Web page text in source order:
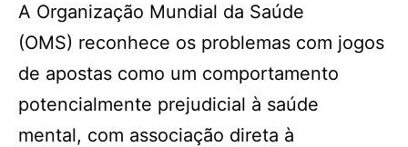
A Organização Mundial da Saúde
(OMS) reconhece os problemas com jogos
de apostas como um comportamento
potencialmente prejudicial à saúde
mental, com associação direta à